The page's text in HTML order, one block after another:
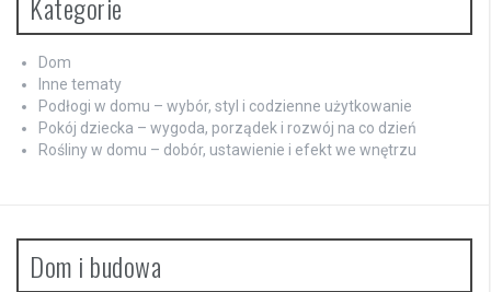
Kategorie
Dom
Inne tematy
Podłogi w domu – wybór, styl i codzienne użytkowanie
Pokój dziecka – wygoda, porządek i rozwój na co dzień
Rośliny w domu – dobór, ustawienie i efekt we wnętrzu
Dom i budowa